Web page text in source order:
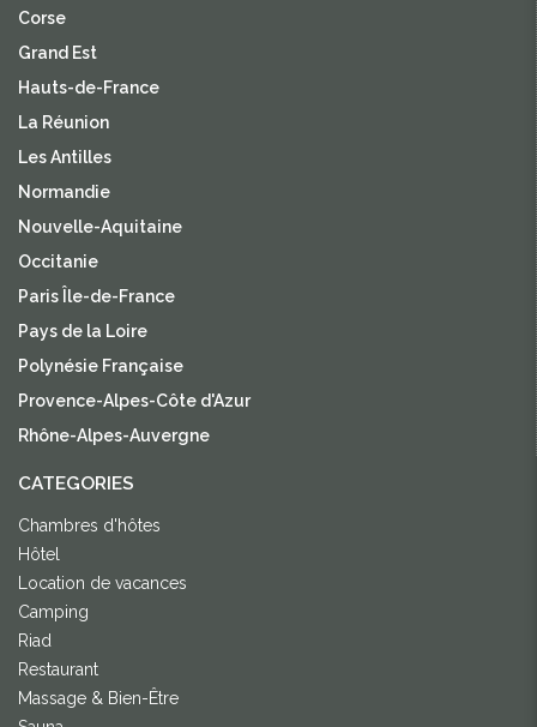
Corse
Grand Est
Hauts-de-France
La Réunion
Les Antilles
Normandie
Nouvelle-Aquitaine
Occitanie
Paris Île-de-France
Pays de la Loire
Polynésie Française
Provence-Alpes-Côte d'Azur
Rhône-Alpes-Auvergne
CATEGORIES
Chambres d'hôtes
Hôtel
Location de vacances
Camping
Riad
Restaurant
Massage & Bien-Être